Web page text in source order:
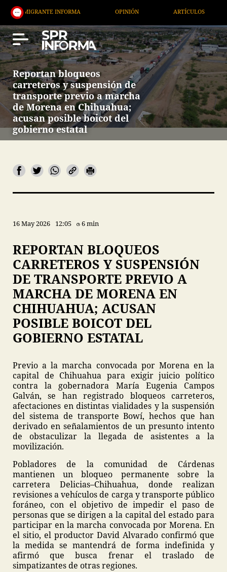
INFORMA OPINIÓN ARTÍCULOS ARTE /
Reportan bloqueos
carreteros y suspensión de
transporte previo a marcha
de Morena en Chihuahua;
acusan posible boicot del
gobierno estatal
16 May 2026 12:05 6 min
REPORTAN BLOQUEOS
CARRETEROS Y SUSPENSIÓN
DE TRANSPORTE PREVIO A
MARCHA DE MORENA EN
CHIHUAHUA; ACUSAN
POSIBLE BOICOT DEL
GOBIERNO ESTATAL
Previo a la marcha convocada por Morena en la
capital de Chihuahua para exigir juicio político
contra la gobernadora María Eugenia Campos
Galván, se han registrado bloqueos carreteros,
afectaciones en distintas vialidades y la suspensión
del sistema de transporte Bowí, hechos que han
derivado en señalamientos de un presunto intento
de obstaculizar la llegada de asistentes a la
movilización.
Pobladores de la comunidad de Cárdenas
mantienen un bloqueo permanente sobre la
carretera Delicias–Chihuahua, donde realizan
revisiones a vehículos de carga y transporte público
foráneo, con el objetivo de impedir el paso de
personas que se dirigen a la capital del estado para
participar en la marcha convocada por Morena. En
el sitio, el productor David Alvarado confirmó que
la medida se mantendrá de forma indefinida y
afirmó que busca frenar el traslado de
simpatizantes de otras regiones.